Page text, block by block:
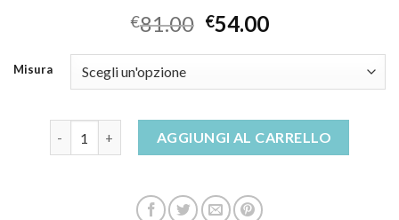
€81.00 €54.00
Misura
AGGIUNGI AL CARRELLO